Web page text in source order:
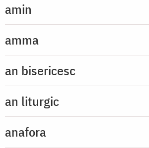
amin
amma
an bisericesc
an liturgic
anafora